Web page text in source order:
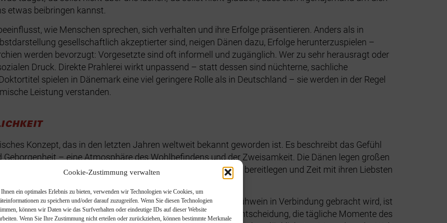
Cookie-Zustimmung verwalten
ein optimales Erlebnis zu bieten, verwenden wir Technologien wie Cookies, um
zu speichern und/oder darauf zuzugreifen. Wenn Sie diesen Technologien
können wir Daten wie das Surfverhalten oder eindeutige IDs auf dieser Website
Wenn Sie Ihre Zustimmung nicht erteilen oder zurückziehen, können bestimmte Merkmale
etwas beibringen kannst.
wie Menschen sprechen, sich verhalten und ihre Erfolge präsentieren. Anders als in
gesellschaftlich akzeptierter sind, neigen Dänen dazu, Erfolge herunterzuspielen –
werden bevorzugt: Vorgesetzte sind oft informell und zugänglich. Wer zu sehr herausragt oder
Druck. Direkte Prahlerei wirkt unpassend – statt dessen sind nüchterne, sachliche
spielen in Dänemark eine viel geringere Rolle als in Deutschland – sie werden in der Regel
Leistung verstanden.
Konzept, das in den letzten Jahren weltweit bekannt geworden ist. Es beschreibt das Gefühl
– eine Atmosphäre des Wohlbefindens und der Zweisamkeit. Die Dänen legen großen
gestalten, indem sie Kerzen anzünden, gemütliche Decken bereitlegen und Zeit mit ihren Liebsten
oft mit einem kuscheligen Zuhause, guten Freunden und Glühwein in Verbindung gebracht wird, ist
Es ist nicht nur ein Gefühl, sondern eine bewusste Entscheidung, die tägliche Momente des